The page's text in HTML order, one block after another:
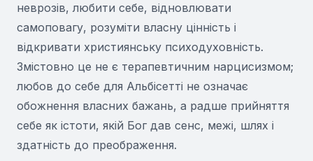
неврозів, любити себе, відновлювати
самоповагу, розуміти власну цінність і
відкривати християнську психодуховність.
Змістовно це не є терапевтичним нарцисизмом;
любов до себе для Альбісетті не означає
обожнення власних бажань, а радше прийняття
себе як істоти, якій Бог дав сенс, межі, шлях і
здатність до преображення.